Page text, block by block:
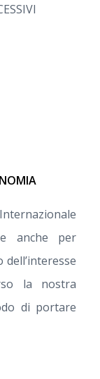
anche per
la nostra
di portare